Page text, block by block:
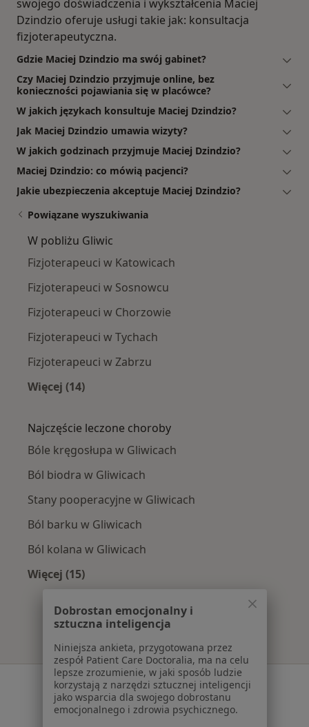
swojego doświadczenia i wykształcenia Maciej
Dzindzio oferuje usługi takie jak: konsultacja
fizjoterapeutyczna.
Gdzie Maciej Dzindzio ma swój gabinet?
Czy Maciej Dzindzio przyjmuje online, bez
konieczności pojawiania się w placówce?
W jakich językach konsultuje Maciej Dzindzio?
Jak Maciej Dzindzio umawia wizyty?
W jakich godzinach przyjmuje Maciej Dzindzio?
Maciej Dzindzio: co mówią pacjenci?
Jakie ubezpieczenia akceptuje Maciej Dzindzio?
Powiązane wyszukiwania
W pobliżu Gliwic
Fizjoterapeuci w Katowicach
Fizjoterapeuci w Sosnowcu
Fizjoterapeuci w Chorzowie
Fizjoterapeuci w Tychach
Fizjoterapeuci w Zabrzu
Więcej (14)
Najczęście leczone choroby
Bóle kręgosłupa w Gliwicach
Ból biodra w Gliwicach
Stany pooperacyjne w Gliwicach
Ból barku w Gliwicach
Ból kolana w Gliwicach
Więcej (15)
Serwis
Regulamin
Dobrostan emocjonalny i
sztuczna inteligencja
Niniejsza ankieta, przygotowana przez
zespół Patient Care Doctoralia, ma na celu
lepsze zrozumienie, w jaki sposób ludzie
korzystają z narzędzi sztucznej inteligencji
jako wsparcia dla swojego dobrostanu
emocjonalnego i zdrowia psychicznego.